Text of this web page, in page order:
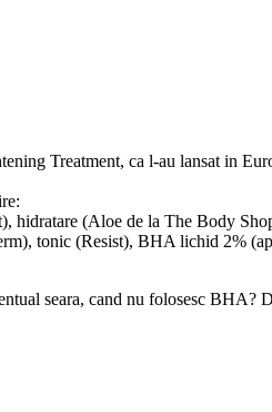
Treatment, ca l-au lansat in
hidratare (Aloe de la The Body
tonic (Resist), BHA lichid 2%
seara, cand nu folosesc BHA?